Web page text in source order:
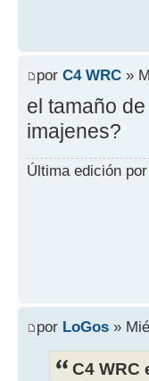
por C4 WRC »
el tamaño
imajenes?
Última edición por
por LoGos »
C4 WRC